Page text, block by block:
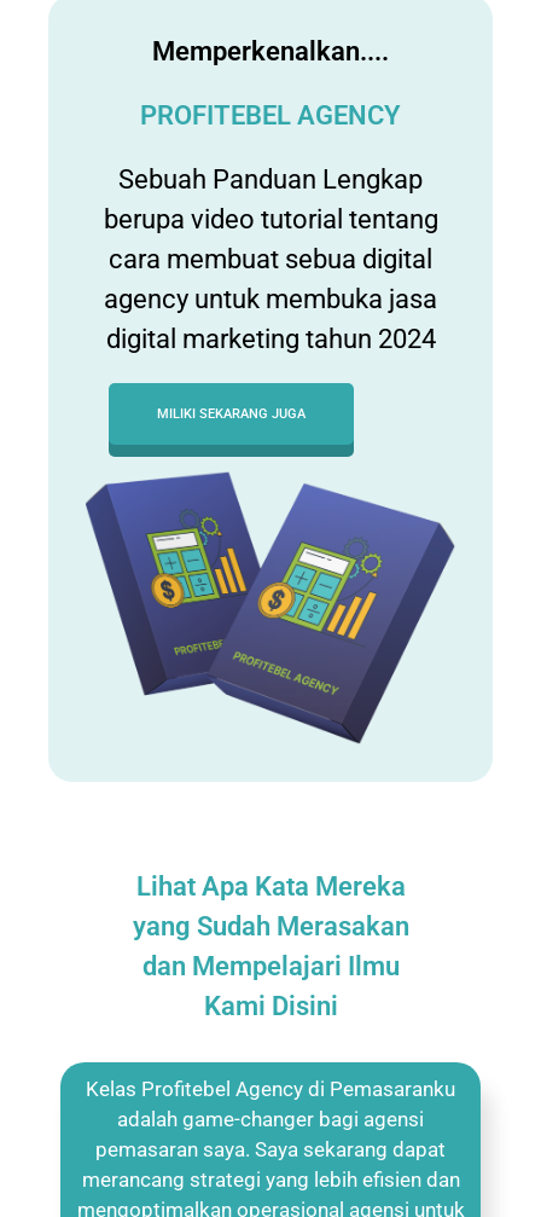
Memperkenalkan....
PROFITEBEL AGENCY
Sebuah Panduan Lengkap
berupa video tutorial tentang
cara membuat sebua digital
agency untuk membuka jasa
digital marketing tahun 2024
MILIKI SEKARANG JUGA
Lihat Apa Kata Mereka
yang Sudah Merasakan
dan Mempelajari Ilmu
Kami Disini
Kelas Profitebel Agency di Pemasaranku
adalah game-changer bagi agensi
pemasaran saya. Saya sekarang dapat
merancang strategi yang lebih efisien dan
mengoptimalkan operasional agensi untuk